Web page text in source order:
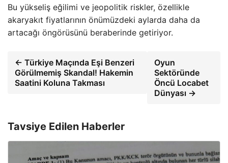
Bu yükseliş eğilimi ve jeopolitik riskler, özellikle
akaryakıt fiyatlarının önümüzdeki aylarda daha da
artacağı öngörüsünü beraberinde getiriyor.
← Türkiye Maçında Eşi Benzeri
Görülmemiş Skandal! Hakemin
Saatini Koluna Takması
Oyun
Sektöründe
Öncü Locabet
Dünyası →
Tavsiye Edilen Haberler